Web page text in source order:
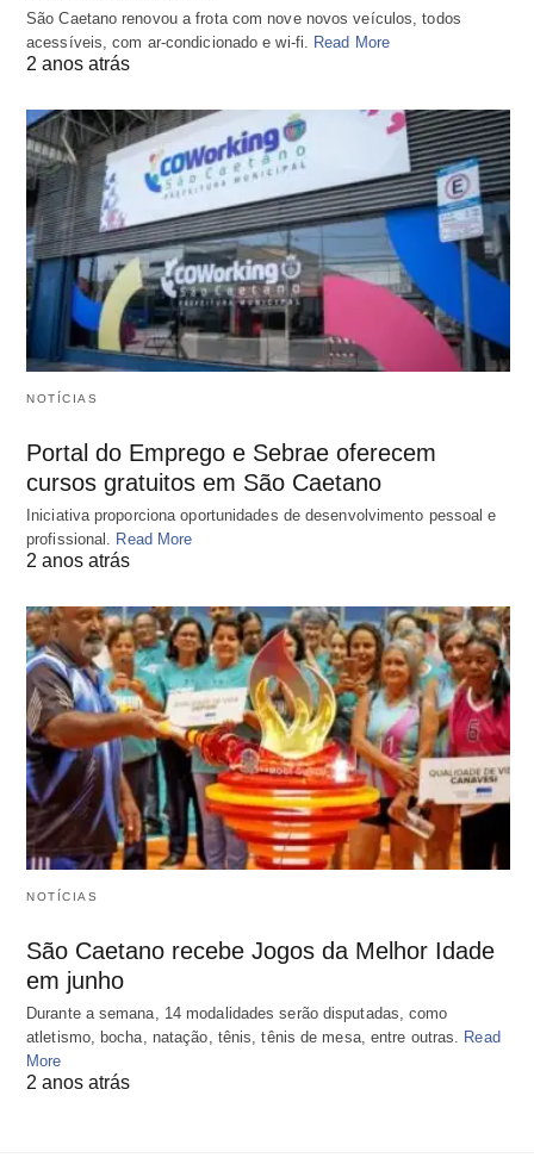
São Caetano renovou a frota com nove novos veículos, todos
acessíveis, com ar-condicionado e wi-fi.
Read More
2 anos atrás
NOTÍCIAS
Portal do Emprego e Sebrae oferecem
cursos gratuitos em São Caetano
Iniciativa proporciona oportunidades de desenvolvimento pessoal e
profissional. Read More
2 anos atrás
NOTÍCIAS
São Caetano recebe Jogos da Melhor Idade
em junho
Durante a semana, 14 modalidades serão disputadas, como
atletismo, bocha, natação, tênis, tênis de mesa, entre outras. Read
More
2 anos atrás